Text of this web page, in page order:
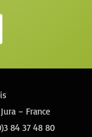
– France
84 37 48 80